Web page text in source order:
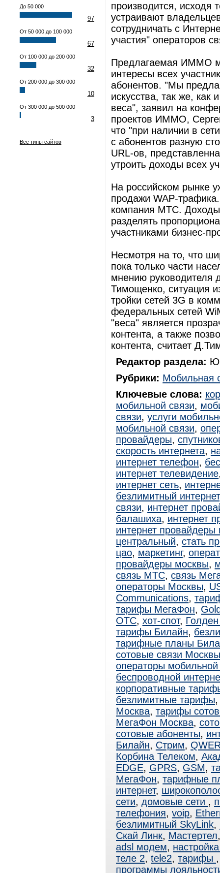
До 50 000
97
От 50 000 до 100 000
67
От 100 000 до 200 000
32
От 200 000 до 300 000
10
От 300 000 до 500 000
3
Все типы сайтов
производится, исходя
устраивают
сотрудничать с
участия" операторов
Предлагаемая ИММО
интересы всех
абонентов. "Мы
искусства, так же,
веса", заявил на
проектов ИММО,
что "при наличии в
с абонентов разную
URL-ов,
утроить доходы всех
На российском рынке
продажи WAP-
компания МТС. Доходы
разделять
участниками бизнес-
Несмотря на то, что
пока только части
мнению руководителя
Тимощенко, ситуация
тройки сетей 3G в
федеральных сетей
"веса" является
контента, а также
контента, считает
Редактор раздела:
Рубрики: Мобильная
Ключевые слова:
мобильной связи,
связи, услуги
мобильной связи,
провайдеры,
скорость интернета,
интернет телефон,
интернет телевидение
интернет сеть,
безлимитный интернет
связи, интернет
балашиха, интернет
интернет провайдеры
центральный, стать
цао, маркетинг,
провайдеры москвы,
связь МТС, связь
операторы Москвы,
Communications,
тарифы МегаФон,
ОТС, хот-спот,
тарифы Билайн,
тарифные планы
сотовые связи Москвы
операторы мобильной
беспроводной
корпоративные
безлимитные тарифы
Москва, тарифы
МегаФон Москва,
сотовые абоненты,
Билайн, Стрим,
Корбина Телеком,
EDGE, GPRS, GSM,
МегаФон, тарифные
интернет,
сети, домовые сети ,
телефония, voip,
безлимитный SkyLink,
Скай Линк, Мастертел
adsl модем,
теле 2, tele2, тарифы
программы